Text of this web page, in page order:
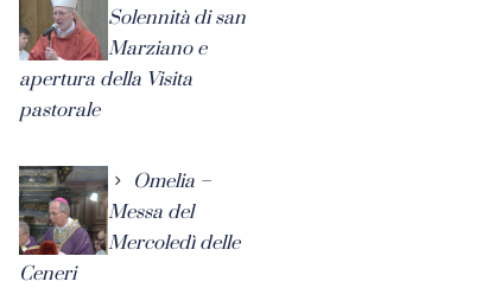
Solennità di san
Marziano e
apertura della Visita
pastorale
Omelia –
Messa del
Mercoledì delle
Ceneri